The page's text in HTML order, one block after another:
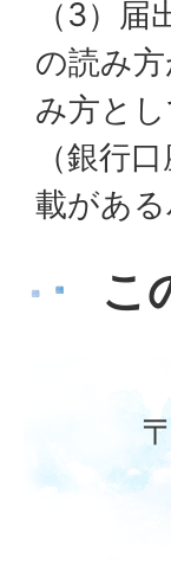
（3）
の読み
み方と
（銀行
載がある
こ